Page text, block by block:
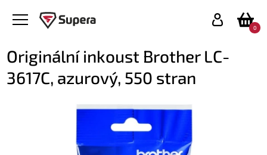
0
Originální inkoust Brother LC-
3617C, azurový, 550 stran